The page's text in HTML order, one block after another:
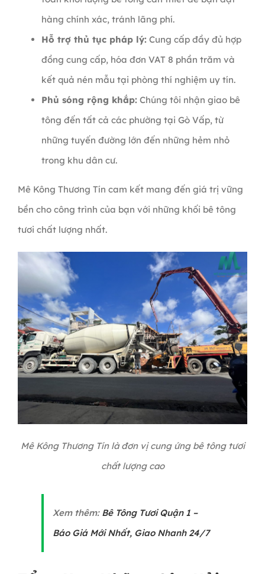
hàng chính xác, tránh lãng phí.
Hỗ trợ thủ tục pháp lý: Cung cấp đầy đủ hợp
đồng cung cấp, hóa đơn VAT 8 phần trăm và
kết quả nén mẫu tại phòng thí nghiệm uy tín.
Phủ sóng rộng khắp: Chúng tôi nhận giao bê
tông đến tất cả các phường tại Gò Vấp, từ
những tuyến đường lớn đến những hẻm nhỏ
trong khu dân cư.
Mê Kông Thương Tín cam kết mang đến giá trị vững
bền cho công trình của bạn với những khối bê tông
tươi chất lượng nhất.
Mê Kông Thương Tín là đơn vị cung ứng bê tông tươi
chất lượng cao
Xem thêm: Bê Tông Tươi Quận 1 –
Báo Giá Mới Nhất, Giao Nhanh 24/7